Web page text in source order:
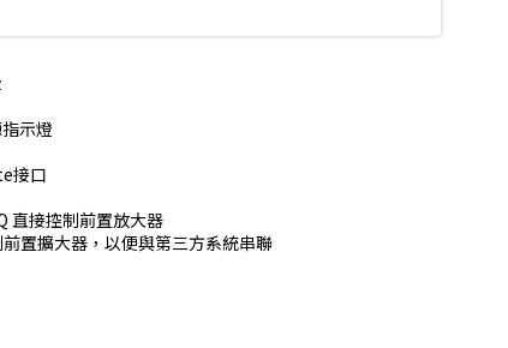
示燈
接口
直接控制前置放大器
置擴大器，以便與第三方系統串聯